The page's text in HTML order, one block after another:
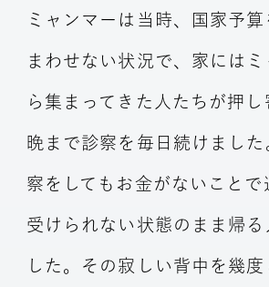
ミャンマーは当時、国家予
まわせない状況で、家には
ら集まってきた人たちが押し
晩まで診察を毎日続けました
察をしてもお金がないことで
受けられない状態のまま帰る
した。その寂しい背中を幾